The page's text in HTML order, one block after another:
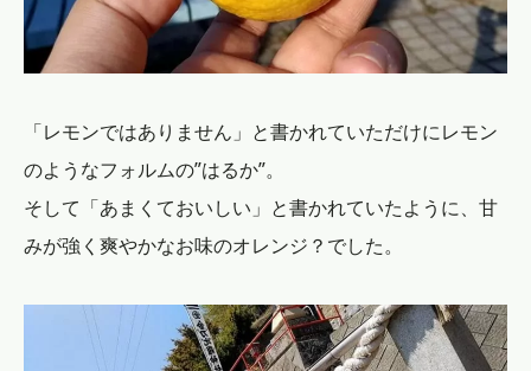
「レモンではありません」と書かれていただけにレモン
のようなフォルムの”はるか”。
そして「あまくておいしい」と書かれていたように、甘
みが強く爽やかなお味のオレンジ？でした。